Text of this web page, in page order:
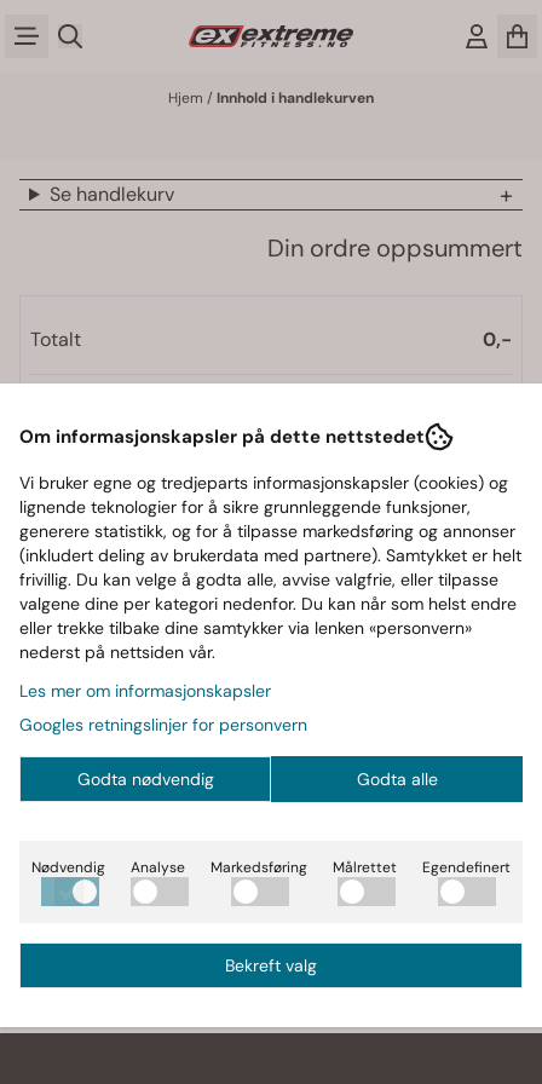
Hopp til innhold
Hjem / Innhold i handlekurven
Se handlekurv
Din ordre oppsummert
Totalt 0,-
Fraktpris, fra kr
Totalt inkl. frakt
99,-
Til kassen
Rabattkode:
Legg til kommentar
Om informasjonskapsler på dette nettstedet
Vi bruker egne og tredjeparts informasjonskapsler (cookies) og
lignende teknologier for å sikre grunnleggende funksjoner,
generere statistikk, og for å tilpasse markedsføring og annonser
(inkludert deling av brukerdata med partnere). Samtykket er helt
frivillig. Du kan velge å godta alle, avvise valgfrie, eller tilpasse
valgene dine per kategori nedenfor. Du kan når som helst endre
eller trekke tilbake dine samtykker via lenken «personvern»
nederst på nettsiden vår.
Les mer om informasjonskapsler
Googles retningslinjer for personvern
Godta nødvendig Godta alle
Nødvendig Analyse Markedsføring Målrettet Egendefinert
Bekreft valg